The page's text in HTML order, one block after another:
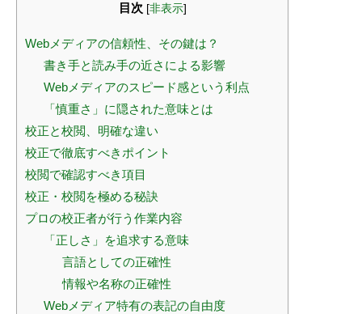
目次 [非表示]
Webメディアの信頼性、その鍵は？
書き手と読み手の近さによる影響
Webメディアのスピード感という利点
「慎重さ」に隠された意味とは
校正と校閲、明確な違い
校正で徹底すべきポイント
校閲で確認すべき項目
校正・校閲を極める秘訣
プロの校正者が行う作業内容
「正しさ」を追求する意味
言語としての正確性
情報や名称の正確性
Webメディア特有の表記の自由度